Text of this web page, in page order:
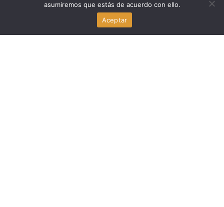
MLS All-Stars vence 4-3 a LIGA MX en el 2026 All-Star
Game con Yannick Bright como titular
asumiremos que estás de acuerdo con ello.
Aceptar